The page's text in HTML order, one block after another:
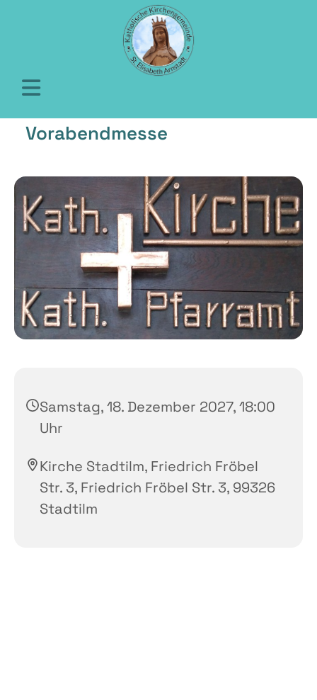
Vorabendmesse
Samstag, 18. Dezember 2027, 18:00
Uhr
Kirche Stadtilm, Friedrich Fröbel
Str. 3, Friedrich Fröbel Str. 3, 99326
Stadtilm